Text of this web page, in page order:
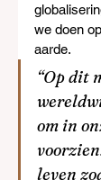
we doen
aarde.
“Op dit
om in
leven